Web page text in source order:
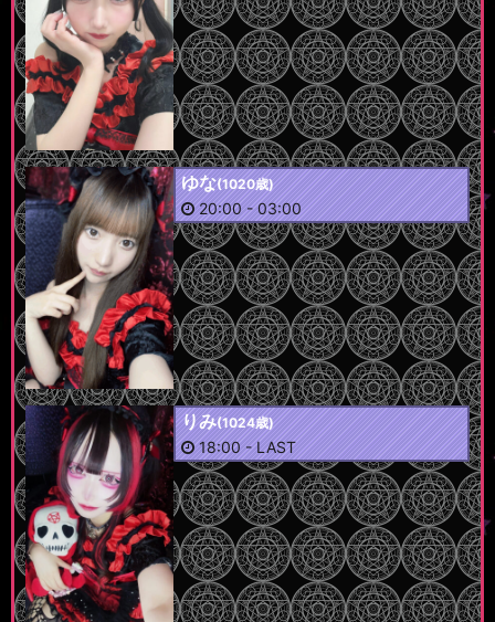
ゆな(1020歳)
20:00-03:00
りみ(1024歳)
18:00-LAST